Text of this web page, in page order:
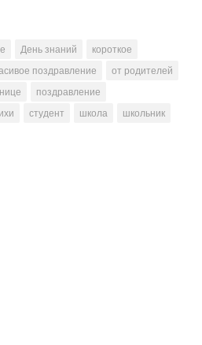
День знаний
короткое
поздравление
от родителей
поздравление
студент школа школьник